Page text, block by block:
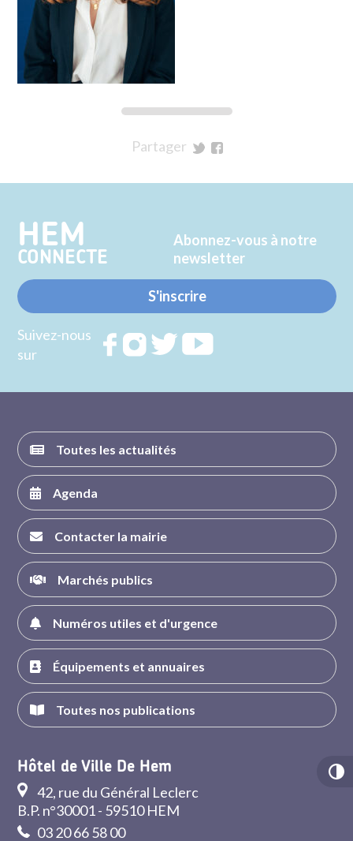
Partager
Twitter
Facebook
HEM
CONNECTE
Abonnez-vous à notre
newsletter
S'inscrire
Suivez-nous
sur
RejoignezRejoignezRejoignez
Toutes les actualités
Agenda
Contacter la mairie
Marchés publics
Numéros utiles et d'urgence
Équipements et annuaires
Toutes nos publications
Hôtel de Ville De Hem
42, rue du Général Leclerc
B.P. n°30001 - 59510 HEM
03 20 66 58 00